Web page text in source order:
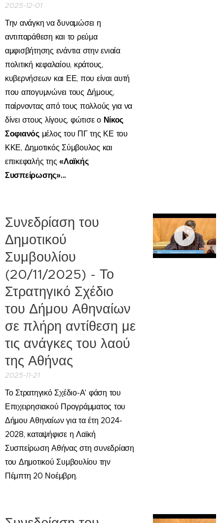
2025-12-01
Την ανάγκη να δυναμώσει η
αντιπαράθεση και το ρεύμα
αμφισβήτησης ενάντια στην ενιαία
πολιτική κεφαλαίου, κράτους,
κυβερνήσεων και ΕΕ, που είναι αυτή
που απογυμνώνει τους Δήμους,
παίρνοντας από τους πολλούς για να
δίνει στους λίγους, φώτισε οΝίκος
Σοφιανός μέλος του ΠΓ της ΚΕ του
ΚΚΕ, Δημοτικός Σύμβουλος και
επικεφαλής της«Λαϊκής
Συσπείρωσης»...
Συνεδρίαση του
Δημοτικού
Συμβουλίου
(20/11/2025) - Το
Στρατηγικό Σχέδιο
του Δήμου Αθηναίων
σε πλήρη αντίθεση με
τις ανάγκες του λαού
της Αθήνας
2025-11-21
Το Στρατηγικό Σχέδιο-Α' φάση του
Επιχειρησιακού Προγράμματος του
Δήμου Αθηναίων για τα έτη 2024-
2028, καταψήφισε η Λαϊκή
Συσπείρωση Αθήνας στη συνεδρίαση
του Δημοτικού Συμβουλίου την
Πέμπτη 20 Νοέμβρη.